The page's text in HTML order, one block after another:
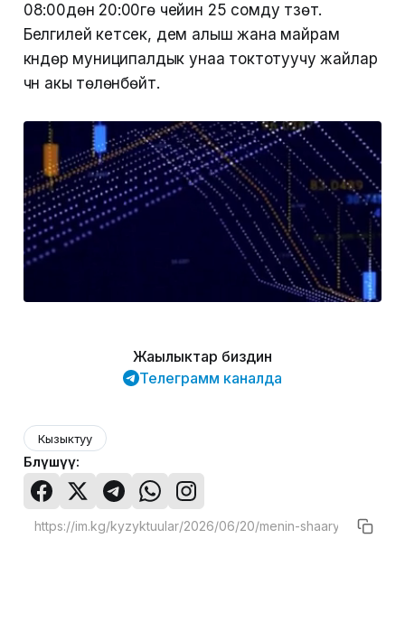
08:00дөн 20:00гө чейин 25 сомду түзөт.
Белгилей кетсек, дем алыш жана майрам
күндөрү муниципалдык унаа токтотуучу жайлар
үчүн акы төлөнбөйт.
Жаңылыктар биздин
Телеграмм каналда
Кызыктуу
Бөлүшүү: